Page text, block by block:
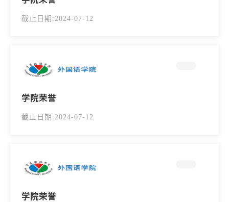
截止日期:2024-07-12
学院荣誉
截止日期:2024-07-12
学院荣誉